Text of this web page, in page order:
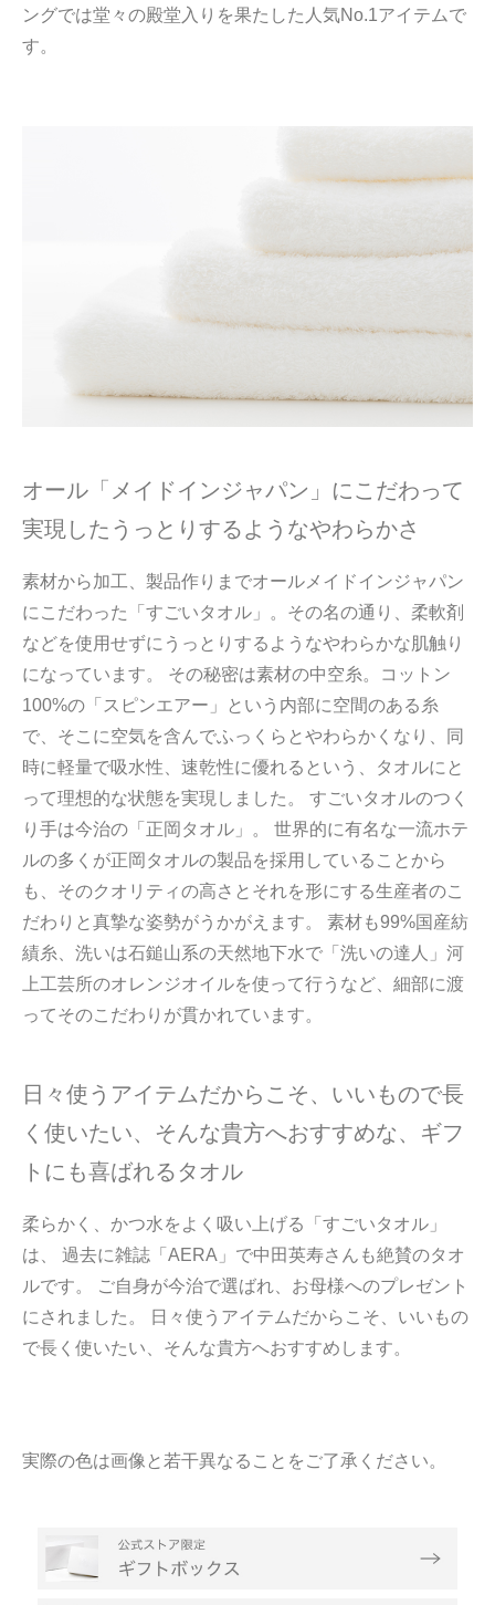
ングでは堂々の殿堂入りを果たした人気No.1アイテムで
す。
オール「メイドインジャパン」にこだわって
実現したうっとりするようなやわらかさ
素材から加工、製品作りまでオールメイドインジャパン
にこだわった「すごいタオル」。その名の通り、柔軟剤
などを使用せずにうっとりするようなやわらかな肌触り
になっています。 その秘密は素材の中空糸。コットン
100%の「スピンエアー」という内部に空間のある糸
で、そこに空気を含んでふっくらとやわらかくなり、同
時に軽量で吸水性、速乾性に優れるという、タオルにと
って理想的な状態を実現しました。 すごいタオルのつく
り手は今治の「正岡タオル」。 世界的に有名な一流ホテ
ルの多くが正岡タオルの製品を採用していることから
も、そのクオリティの高さとそれを形にする生産者のこ
だわりと真摯な姿勢がうかがえます。 素材も99%国産紡
績糸、洗いは石鎚山系の天然地下水で「洗いの達人」河
上工芸所のオレンジオイルを使って行うなど、細部に渡
ってそのこだわりが貫かれています。
日々使うアイテムだからこそ、いいもので長
く使いたい、そんな貴方へおすすめな、ギフ
トにも喜ばれるタオル
柔らかく、かつ水をよく吸い上げる「すごいタオル」
は、 過去に雑誌「AERA」で中田英寿さんも絶賛のタオ
ルです。 ご自身が今治で選ばれ、お母様へのプレゼント
にされました。 日々使うアイテムだからこそ、いいもの
で長く使いたい、そんな貴方へおすすめします。
実際の色は画像と若干異なることをご了承ください。